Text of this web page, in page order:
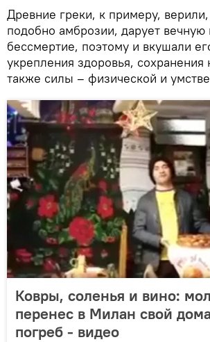
Древние греки, к примеру, верили,
подобно амброзии, дарует вечную
бессмертие, поэтому и вкушали
укрепления здоровья, сохранения
также силы – физической и
Ковры, соленья и вино:
перенес в Милан свой
погреб - видео